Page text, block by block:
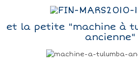
et la petite "machine à
ancienne"